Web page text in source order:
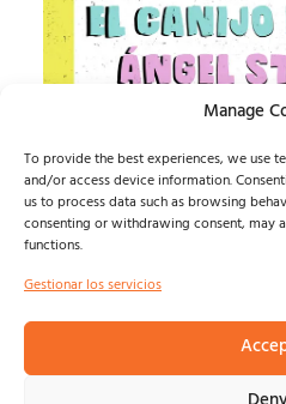
Manage
To provide the best experiences, we use
and/or access device information.
us to process data such as browsing
consenting or withdrawing consent, may
functions.
Gestionar los servicios
IMPOSIBLE
ESTE AGOSTO, LA MÚSICA
HOGAR: ALMAGRO...
Isma Defern
© NOSOLOINDE 2025 |POLÍTICA DE